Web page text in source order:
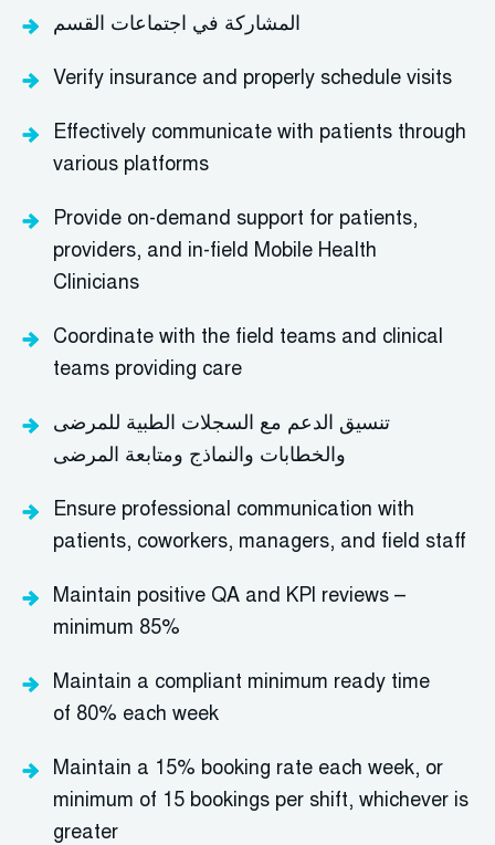
المشاركة في اجتماعات القسم
Verify insurance and properly schedule visits
Effectively communicate with patients through
various platforms
Provide on-demand support for patients,
providers, and in-field Mobile Health
Clinicians
Coordinate with the field teams and clinical
teams providing care
تنسيق الدعم مع السجلات الطبية للمرضى
والخطابات والنماذج ومتابعة المرضى
Ensure professional communication with
patients, coworkers, managers, and field staff
Maintain positive QA and KPI reviews –
minimum 85%
Maintain a compliant minimum ready time
of 80% each week
Maintain a 15% booking rate each week, or
minimum of 15 bookings per shift, whichever is
greater